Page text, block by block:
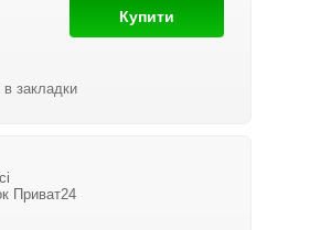
Купити
закладки
Приват24